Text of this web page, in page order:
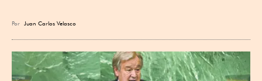
Por Juan Carlos Velasco